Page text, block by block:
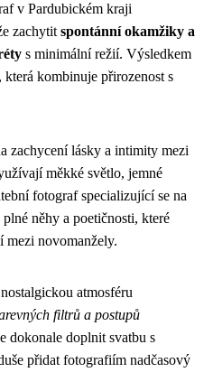
v Pardubickém kraji
zachytit spontánní okamžiky a
s minimální režií. Výsledkem
kombinuje přirozenost s
zachycení lásky a intimity mezi
měkké světlo, jemné
fotograf specializující se na
něhy a poetičnosti, které
mezi novomanžely.
atmosféru
filtrů a postupů
dokonale doplnit svatbu s
přidat fotografiím nadčasový